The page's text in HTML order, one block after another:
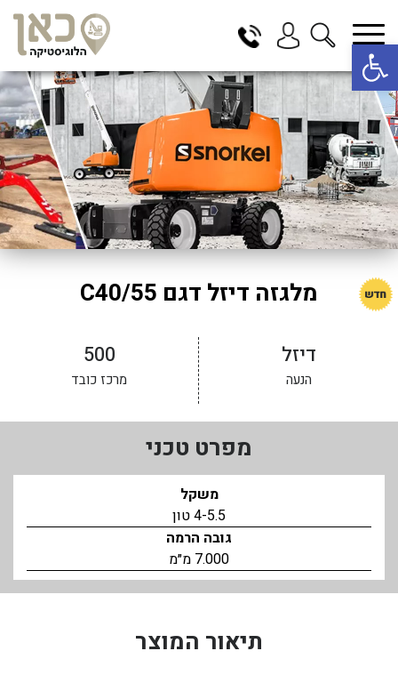
פתח סרגל נגישות
בחר תתקטגוריה בחר מיקום
הכל
בדרום
בצפון
במרכז
תל אביב
ירושלים
באר שבע
מלגזה דיזל דגם C40/55
דיזל
הנעה
500
מרכז כובד
מפרט טכני
משקל
4-5.5 טון
גובה הרמה
7.000 מ״מ
תיאור המוצר